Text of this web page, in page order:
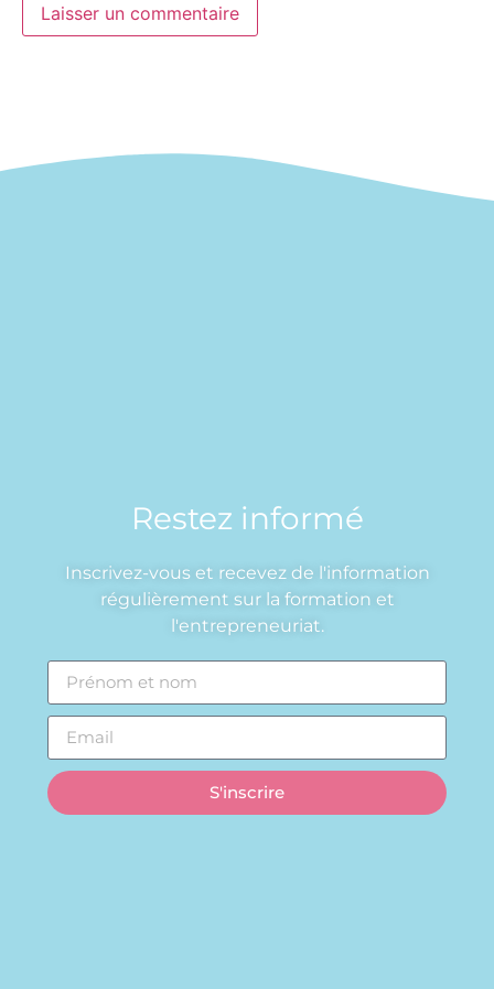
Restez informé
Inscrivez-vous et recevez de l'information
régulièrement sur la formation et
l'entrepreneuriat.
S'inscrire